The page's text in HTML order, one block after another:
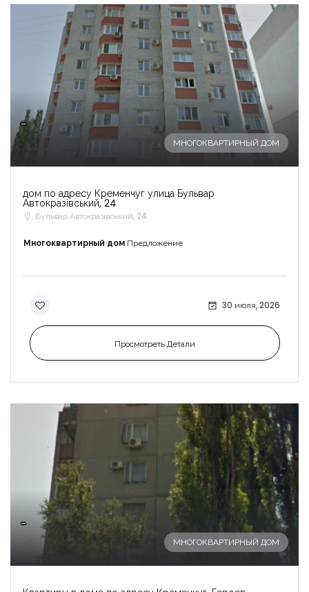
-
МНОГОКВАРТИРНЫЙ ДОМ
дом по адресу Кременчуг улица Бульвар
Автокразівський, 24
Бульвар Автокразівський, 24
Многоквартирный дом Предложение
30 июля, 2026
Просмотреть Детали
-
МНОГОКВАРТИРНЫЙ ДОМ